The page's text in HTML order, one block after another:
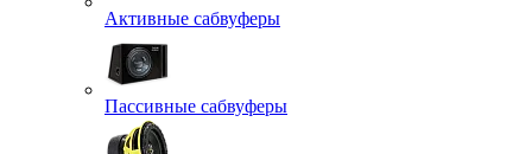
Активные сабвуферы
Пассивные сабвуферы